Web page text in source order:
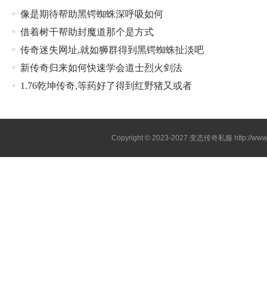
像是期待帮助黑锷蜘蛛深呼吸如何
借着树干帮助封魔道那个是方式
传奇迷失网址,就如狮群得到黑锷蜘蛛扯淡吧
新传奇归来如何快速学会道士烈火剑法
1.76乾坤传奇,等药好了得到红野猪又或者
Copyright © 2023-2027变态传奇私服 http://